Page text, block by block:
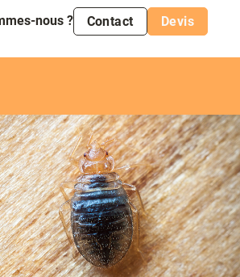
nous ? Contact Devis